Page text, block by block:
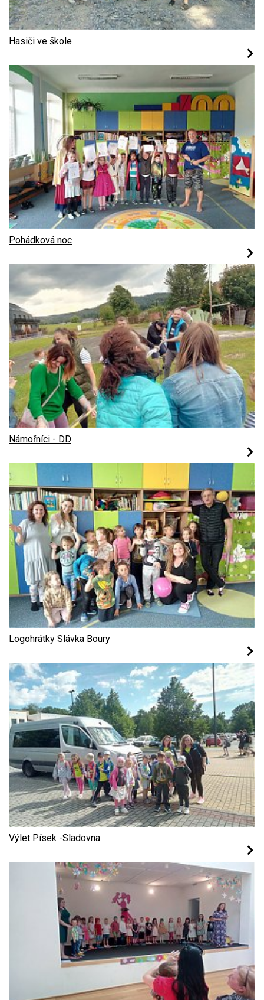
Hasiči ve škole
Pohádková noc
Námořníci - DD
Logohrátky Slávka Boury
Výlet Písek -Sladovna